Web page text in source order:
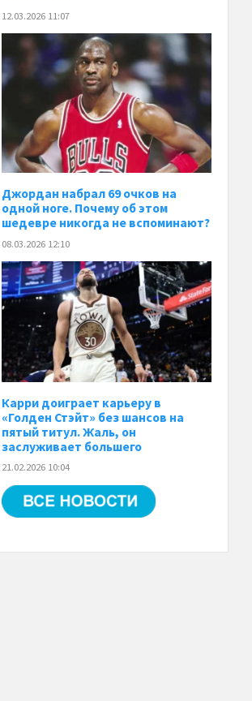
12.03.2026 11:07
Джордан набрал 69 очков на
одной ноге. Почему об этом
шедевре никогда не вспоминают?
08.03.2026 12:10
Карри доиграет карьеру в
«Голден Стэйт» без шансов на
пятый титул. Жаль, он
заслуживает большего
21.02.2026 10:04